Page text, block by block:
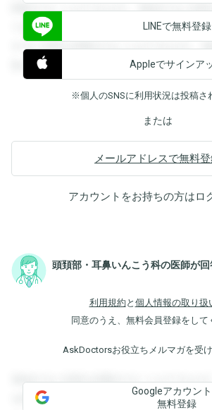
閲覧することができます。登録すると回
できます。登録すると回答を閲覧するこ
すると回答を閲覧することができます。
覧することができます。
LINEで無料登録
Appleでサインア
※個人のSNSに利用状況は投稿さ
または
メールアドレスで無料
アカウントをお持ちの方はロ
頭頚部・耳鼻いんこう科の医師が回
利用規約 と 個人情報の取り扱
同意のうえ、無料会員登録をして
AskDoctorsお役立ちメルマガを受
登録すると回答を閲覧することができま
を閲覧することができます。登録すると
Googleアカウン
無料登録